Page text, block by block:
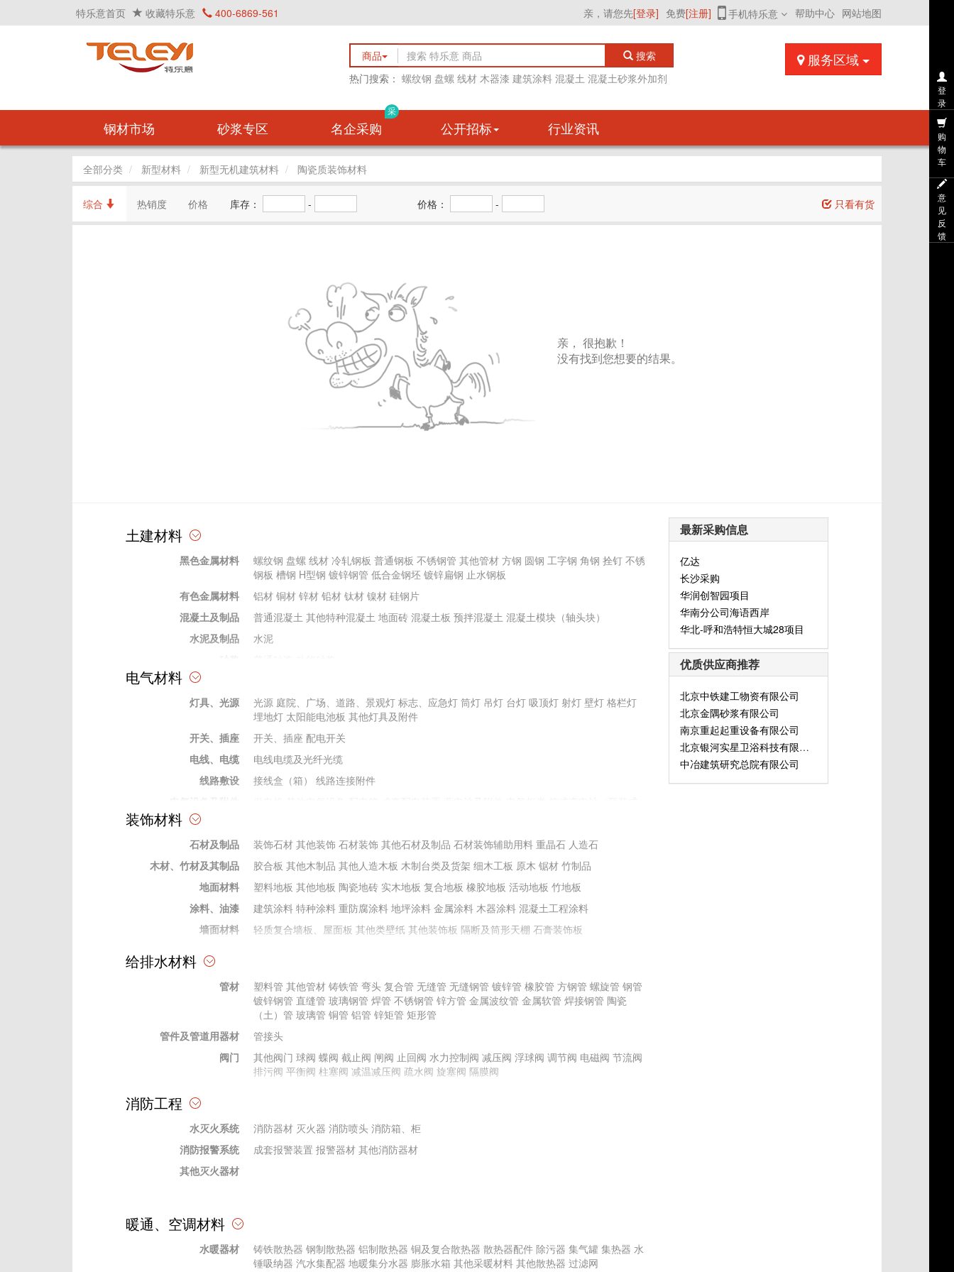
特乐意首页 收藏特乐意 400-6869-561 亲，请您先[登录] 免费[注册] 手机特乐意 帮助中心 网站地图
商品
搜索
热门搜索： 螺纹钢 盘螺 线材 木器漆 建筑涂料 混凝土 混凝土砂浆外加剂
服务区域
钢材市场 砂浆专区 名企采购
采
公开招标 行业资讯
全部分类 新型材料 新型无机建筑材料 陶瓷质装饰材料
综合 热销度 价格 库存： - 价格： - 只看有货
亲， 很抱歉！
没有找到您想要的结果。
土建材料
黑色金属材料 螺纹钢 盘螺 线材 冷轧钢板 普通钢板 不锈钢管 其他管材 方钢 圆钢 工字钢 角钢 拴钉 不锈
钢板 槽钢 H型钢 镀锌钢管 低合金钢坯 镀锌扁钢 止水钢板
有色金属材料
铝材 铜材 锌材 铅材 钛材 镍材 硅钢片
混凝土及制品
普通混凝土 其他特种混凝土 地面砖 混凝土板 预拌混凝土 混凝土模块（轴头块）
水泥及制品
水泥
砖、瓦、石、砂、灰
防水材料
防水卷材 防水油膏、剂、粉、胶类 防水屋面瓦 堵漏止水材料 防水灰浆 油料、树脂
保温墙板 其他保温材料 其他耐火材料
防腐材料
防腐剂
掺合料
矿粉 灰、粉、土等掺合填充料
外加剂及修补剂
界面剂 密实剂 减水剂 抗裂防水剂
电气材料
灯具、光源 光源 庭院、广场、道路、景观灯 标志、应急灯 筒灯 吊灯 台灯 吸顶灯 射灯 壁灯 格栏灯
埋地灯 太阳能电池板 其他灯具及附件
开关、插座
开关、插座 配电开关
电线、电缆
电线电缆及光纤光缆
线路敷设
接线盒（箱）
线路连接附件
弱电及信息类器材
安防及建筑智能化设备
保险、绝缘材料
绝缘管 绝缘穿墙套管、瓷套管 绝缘布、绝缘带 绝缘板、绝缘箔
其他绝缘材料
电工电气材料
电缆桥架 防火堵料
装饰材料
石材及制品 装饰石材 其他装饰 石材装饰 其他石材及制品 石材装饰辅助用料 重晶石 人造石
木材、竹材及其制品
胶合板 其他木制品 其他人造木板 木制台类及货架 细木工板 原木 锯材 竹制品
地面材料
塑料地板 其他地板 陶瓷地砖 实木地板 复合地板 橡胶地板 活动地板 竹地板
涂料、油漆
建筑涂料 特种涂料 重防腐涂料 地坪涂料 金属涂料 木器涂料 混凝土工程涂料
墙面材料
轻质复合墙板、屋面板 其他类壁纸 其他装饰板 隔断及筒形天棚 石膏装饰板
天棚、吊顶材料
幕墙材料
幕墙五金配件
格栅 网格
石膏粉、腻子
绝热、耐火材料
玻璃材料
陶瓷内墙砖 钢化玻璃 其他面砖 镀膜玻璃 平板玻璃 陶瓷外墙砖 特种玻璃
贴墙布 栏杆、栏板 玻璃钢装饰线条、装饰件 地毯挂毯及门毡
橡胶、塑料
给排水材料
管材 塑料管 其他管材 铸铁管 弯头 复合管 无缝管 无缝钢管 镀锌管 橡胶管 方钢管 螺旋管 钢管
镀锌钢管 直缝管 玻璃钢管 焊管 不锈钢管 锌方管 金属波纹管 金属软管 焊接钢管 陶瓷
（土）管 玻璃管 铜管 铝管 锌矩管 矩形管
管件及管道用器材
管接头
阀门
其他阀门 球阀 蝶阀 截止阀 闸阀 止回阀 水力控制阀 减压阀 浮球阀 调节阀 电磁阀 节流阀
排污阀 平衡阀 柱塞阀 减温减压阀 疏水阀 旋塞阀 隔膜阀
杂质泵 水轮泵 轴流泵 泵专用配件
计量泵
水处理设备
过滤设备
消防工程
水灭火系统 消防器材 灭火器 消防喷头 消防箱、柜
消防报警系统
成套报警装置 报警器材 其他消防器材
其他灭火器材
暖通、空调材料
水暖器材 铸铁散热器 钢制散热器 铝制散热器 铜及复合散热器 散热器配件 除污器 集气罐 集热器 水
锤吸纳器 汽水集配器 地暖集分水器 膨胀水箱 其他采暖材料 其他散热器 过滤网
最新采购信息
亿达
长沙采购
华润创智园项目
华南分公司海语西岸
华北-呼和浩特恒大城28项目
优质供应商推荐
北京中铁建工物资有限公司
北京金隅砂浆有限公司
南京重起起重设备有限公司
北京银河实星卫浴科技有限公司
中冶建筑研究总院有限公司
登
录
购
物
车
意
见
反
馈